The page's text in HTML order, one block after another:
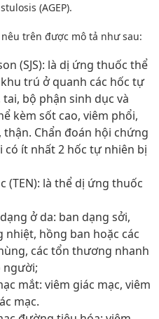
(AGEP).
trên được mô tả như sau:
(SJS): là dị ứng thuốc thể
trú ở quanh các hốc tự
bộ phận sinh dục và
kèm sốt cao, viêm phổi,
Chẩn đoán hội chứng
có ít nhất 2 hốc tự nhiên bị
(TEN): là thể dị ứng thuốc
ở da: ban dạng sởi,
hồng ban hoặc các
các tổn thương nhanh
người;
mắt: viêm giác mạc, viêm
mạc.